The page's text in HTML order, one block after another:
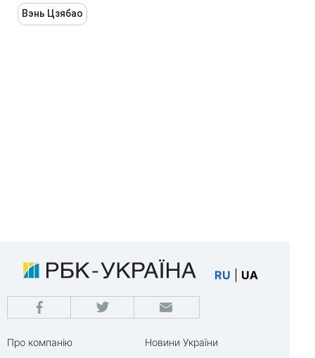
Вэнь Цзябао
RU UA
Про компанію
Новини України